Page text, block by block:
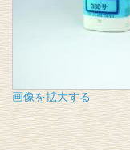
画像を拡大する